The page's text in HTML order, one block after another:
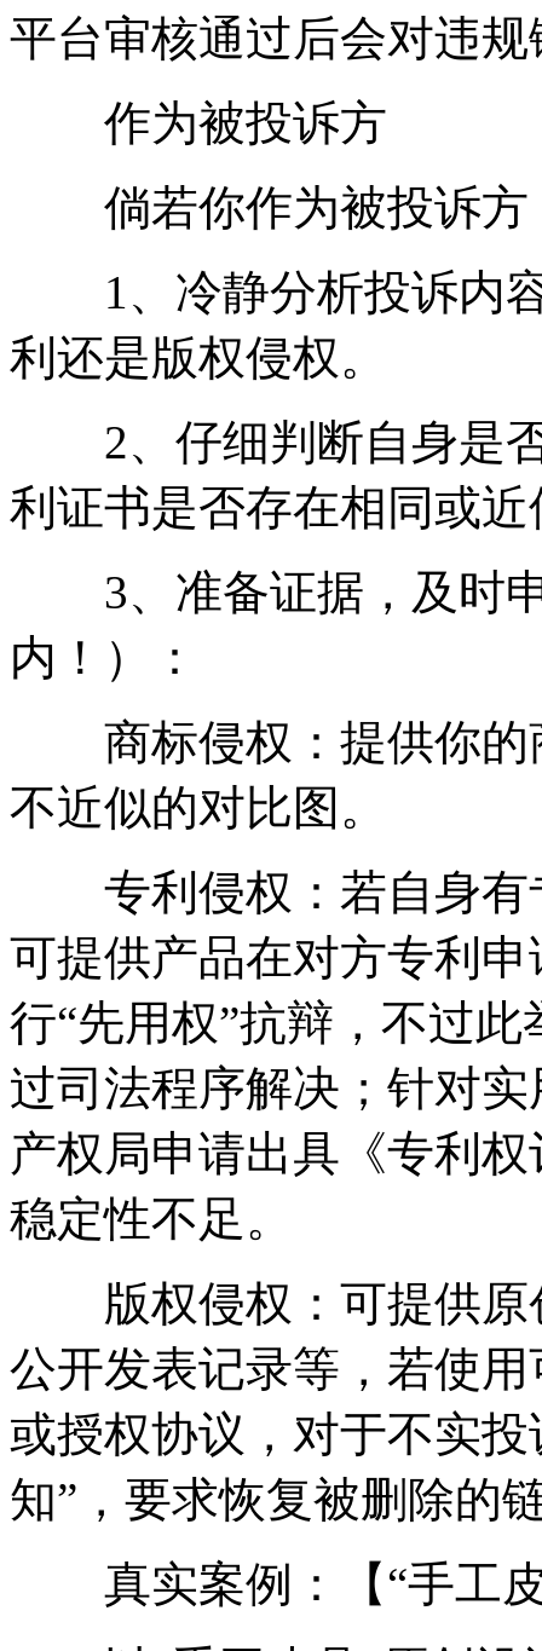
平台审核通过后会对违
作为被投诉方
倘若你作为被投诉方
1、冷静分析投诉内容
利还是版权侵权。
2、仔细判断自身是否
利证书是否存在相同或
3、准备证据，及时申
内！）：
商标侵权：提供你的
不近似的对比图。
专利侵权：若自身有
可提供产品在对方专利
行“先用权”抗辩，不过
过司法程序解决；针对
产权局申请出具《专利
稳定性不足。
版权侵权：可提供原
公开发表记录等，若使
或授权协议，对于不实
知”，要求恢复被删除的
真实案例：【“手工皮